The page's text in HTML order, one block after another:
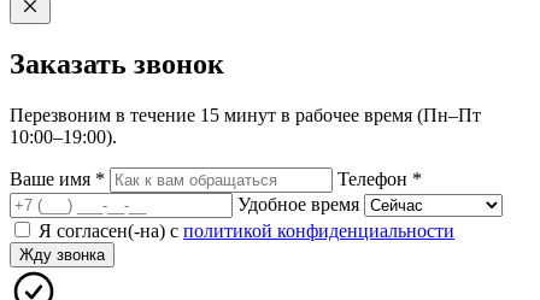
Заказать звонок
Перезвоним в течение 15 минут в рабочее время (Пн–Пт
10:00–19:00).
Ваше имя * Телефон *
Удобное время
Я согласен(-на) с политикой конфиденциальности
Жду звонка